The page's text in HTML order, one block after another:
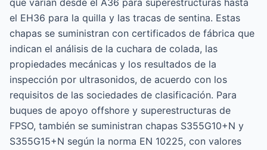
que varían desde el A36 para superestructuras hasta
el EH36 para la quilla y las tracas de sentina. Estas
chapas se suministran con certificados de fábrica que
indican el análisis de la cuchara de colada, las
propiedades mecánicas y los resultados de la
inspección por ultrasonidos, de acuerdo con los
requisitos de las sociedades de clasificación. Para
buques de apoyo offshore y superestructuras de
FPSO, también se suministran chapas S355G10+N y
S355G15+N según la norma EN 10225, con valores